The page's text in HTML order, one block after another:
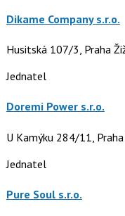
Dikame Company s.r.o.
Husitská 107/3, Praha
Jednatel
Doremi Power s.r.o.
U Kamýku 284/11,
Jednatel
Pure Soul s.r.o.